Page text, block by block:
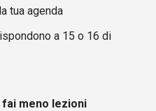
tua agenda
a 15 o 16 di
meno lezioni